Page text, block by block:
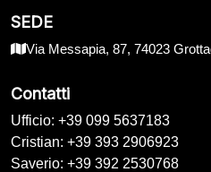
SEDE
Via Messapia, 87, 74023
Contatti
Ufficio: +39 099 5637183
Cristian: +39 393 2906923
Saverio: +39 392 2530768